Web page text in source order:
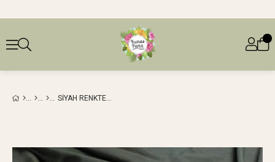
SIYAH RENKTE SÜPREM PENYEEN: 170 CM